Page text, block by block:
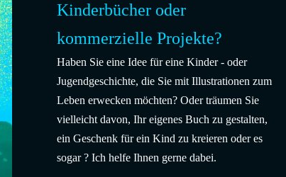
Kinderbücher oder
kommerzielle Projekte?
Haben Sie eine Idee für eine Kinder - oder
Jugendgeschichte, die Sie mit Illustrationen zum
Leben erwecken möchten? Oder träumen Sie
vielleicht davon, Ihr eigenes Buch zu gestalten,
ein Geschenk für ein Kind zu kreieren oder es
sogar ? Ich helfe Ihnen gerne dabei.